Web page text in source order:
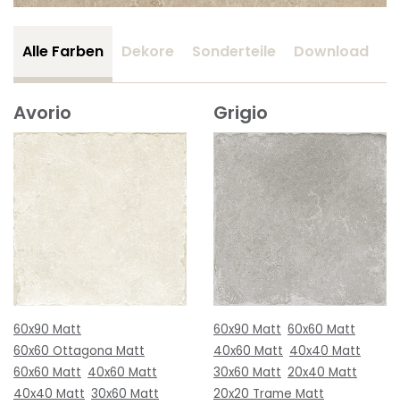
Alle Farben Dekore Sonderteile Download
Avorio
60x90 Matt
60x60 Ottagona Matt
60x60 Matt 40x60 Matt
40x40 Matt 30x60 Matt
Grigio
60x90 Matt 60x60 Matt
40x60 Matt 40x40 Matt
30x60 Matt 20x40 Matt
20x20 Trame Matt